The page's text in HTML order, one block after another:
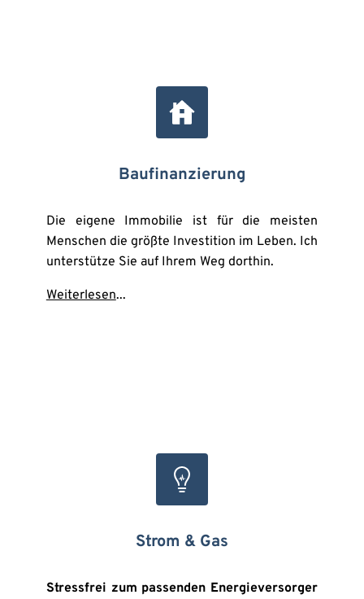
Baufinanzierung
Die eigene Immobilie ist für die meisten
Menschen die größte Investition im Leben. Ich
unterstütze Sie auf Ihrem Weg dorthin.
Weiterlesen...
Strom & Gas
Stressfrei zum passenden Energieversorger